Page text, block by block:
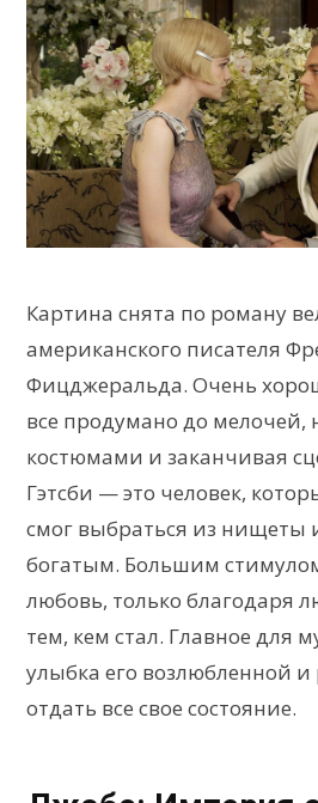
Картина снята по роману
американского писателя
Фицджеральда. Очень
все продумано до мелочей,
костюмами и заканчивая
Гэтсби — это человек,
смог выбраться из нищеты
богатым. Большим
любовь, только благодаря
тем, кем стал. Главное для
улыбка его возлюбленной и
отдать все свое состояние.